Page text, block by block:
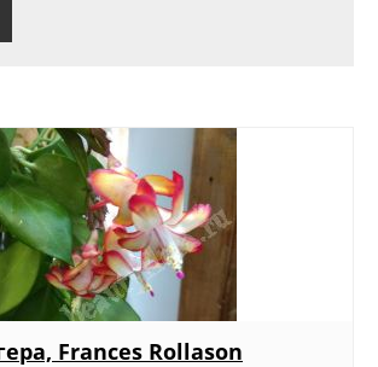
Frances Rollason